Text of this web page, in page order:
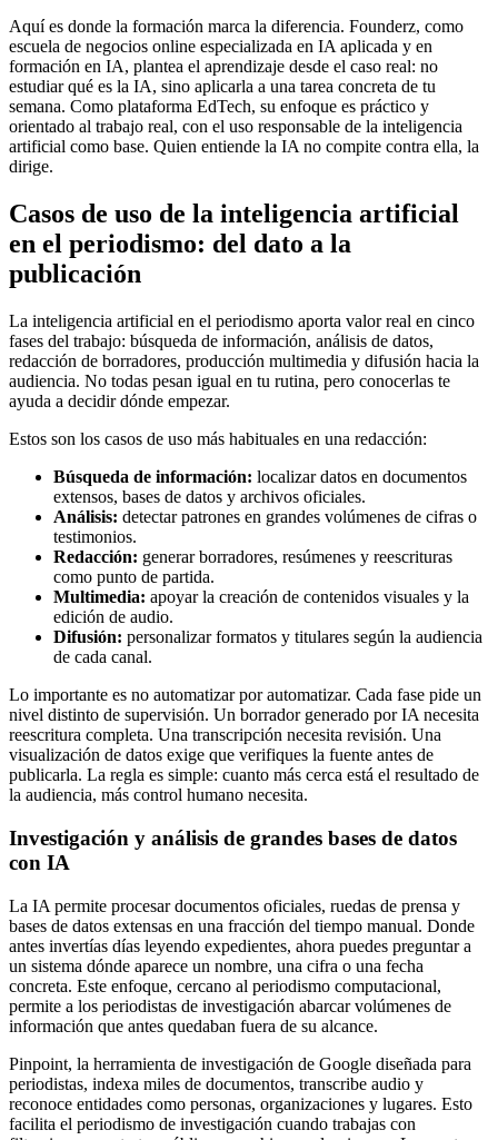
Aquí es donde la formación marca la diferencia. Founderz, como
escuela de negocios online especializada en IA aplicada y en
formación en IA, plantea el aprendizaje desde el caso real: no
estudiar qué es la IA, sino aplicarla a una tarea concreta de tu
semana. Como plataforma EdTech, su enfoque es práctico y
orientado al trabajo real, con el uso responsable de la inteligencia
artificial como base. Quien entiende la IA no compite contra ella, la
dirige.
Casos de uso de la inteligencia artificial
en el periodismo: del dato a la
publicación
La inteligencia artificial en el periodismo aporta valor real en cinco
fases del trabajo: búsqueda de información, análisis de datos,
redacción de borradores, producción multimedia y difusión hacia la
audiencia. No todas pesan igual en tu rutina, pero conocerlas te
ayuda a decidir dónde empezar.
Estos son los casos de uso más habituales en una redacción:
Búsqueda de información: localizar datos en documentos
extensos, bases de datos y archivos oficiales.
Análisis: detectar patrones en grandes volúmenes de cifras o
testimonios.
Redacción: generar borradores, resúmenes y reescrituras
como punto de partida.
Multimedia: apoyar la creación de contenidos visuales y la
edición de audio.
Difusión: personalizar formatos y titulares según la audiencia
de cada canal.
Lo importante es no automatizar por automatizar. Cada fase pide un
nivel distinto de supervisión. Un borrador generado por IA necesita
reescritura completa. Una transcripción necesita revisión. Una
visualización de datos exige que verifiques la fuente antes de
publicarla. La regla es simple: cuanto más cerca está el resultado de
la audiencia, más control humano necesita.
Investigación y análisis de grandes bases de datos
con IA
La IA permite procesar documentos oficiales, ruedas de prensa y
bases de datos extensas en una fracción del tiempo manual. Donde
antes invertías días leyendo expedientes, ahora puedes preguntar a
un sistema dónde aparece un nombre, una cifra o una fecha
concreta. Este enfoque, cercano al periodismo computacional,
permite a los periodistas de investigación abarcar volúmenes de
información que antes quedaban fuera de su alcance.
Pinpoint, la herramienta de investigación de Google diseñada para
periodistas, indexa miles de documentos, transcribe audio y
reconoce entidades como personas, organizaciones y lugares. Esto
facilita el periodismo de investigación cuando trabajas con